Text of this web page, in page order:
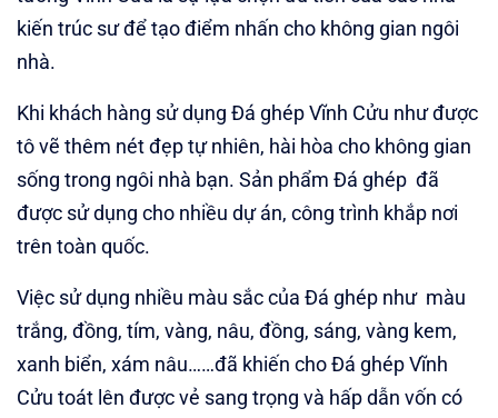
kiến trúc sư để tạo điểm nhấn cho không gian ngôi
nhà.
Khi khách hàng sử dụng Đá ghép Vĩnh Cửu như được
tô vẽ thêm nét đẹp tự nhiên, hài hòa cho không gian
sống trong ngôi nhà bạn. Sản phẩm Đá ghép đã
được sử dụng cho nhiều dự án, công trình khắp nơi
trên toàn quốc.
Việc sử dụng nhiều màu sắc của Đá ghép như màu
trắng, đồng, tím, vàng, nâu, đồng, sáng, vàng kem,
xanh biển, xám nâu……đã khiến cho Đá ghép Vĩnh
Cửu toát lên được vẻ sang trọng và hấp dẫn vốn có